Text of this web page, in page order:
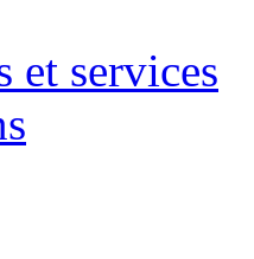
et services